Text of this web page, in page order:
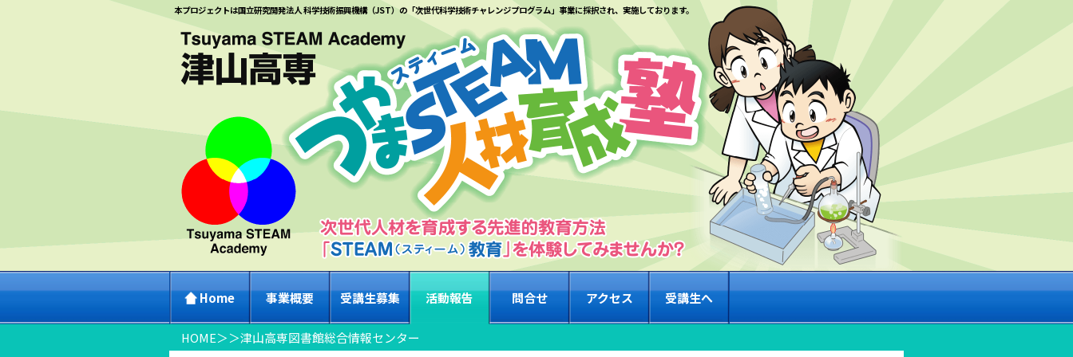
本プロジェクトは国立研究開発法人 科学技術振興機構（JST）の「次世代科学技術チャレンジプログラム」事業に採択され、実施しております。
Home 事業概要 受講生募集 活動報告 問合せ アクセス 受講生へ
HOME＞＞津山高専図書館総合情報センター